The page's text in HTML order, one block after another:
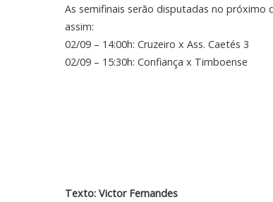
As semifinais serão disputadas no próximo
assim:
02/09 – 14:00h: Cruzeiro x Ass. Caetés 3
02/09 – 15:30h: Confiança x Timboense
Texto: Victor Fernandes